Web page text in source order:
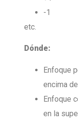
-1
etc.
Dónde:
Enfoque
encima
Enfoque
en la